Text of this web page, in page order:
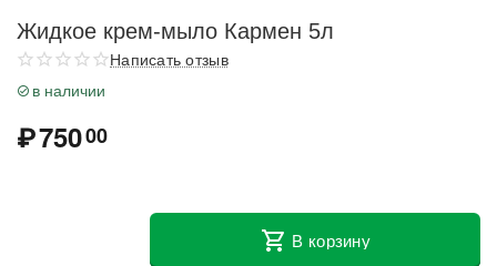
Жидкое крем-мыло Кармен 5л
Написать отзыв
в наличии
₽75000
В корзину